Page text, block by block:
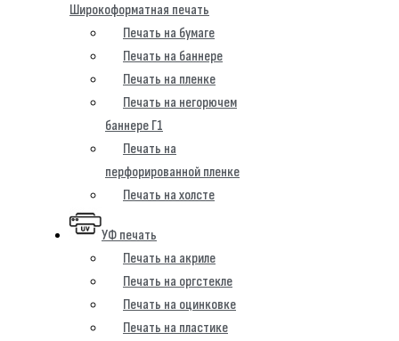
Широкоформатная печать
Печать на бумаге
Печать на баннере
Печать на пленке
Печать на негорючем
баннере Г1
Печать на
перфорированной пленке
Печать на холсте
УФ печать
Печать на акриле
Печать на оргстекле
Печать на оцинковке
Печать на пластике